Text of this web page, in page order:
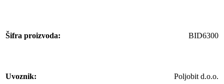
Šifra proizvoda: BID6300
Uvoznik: Poljobit d.o.o.